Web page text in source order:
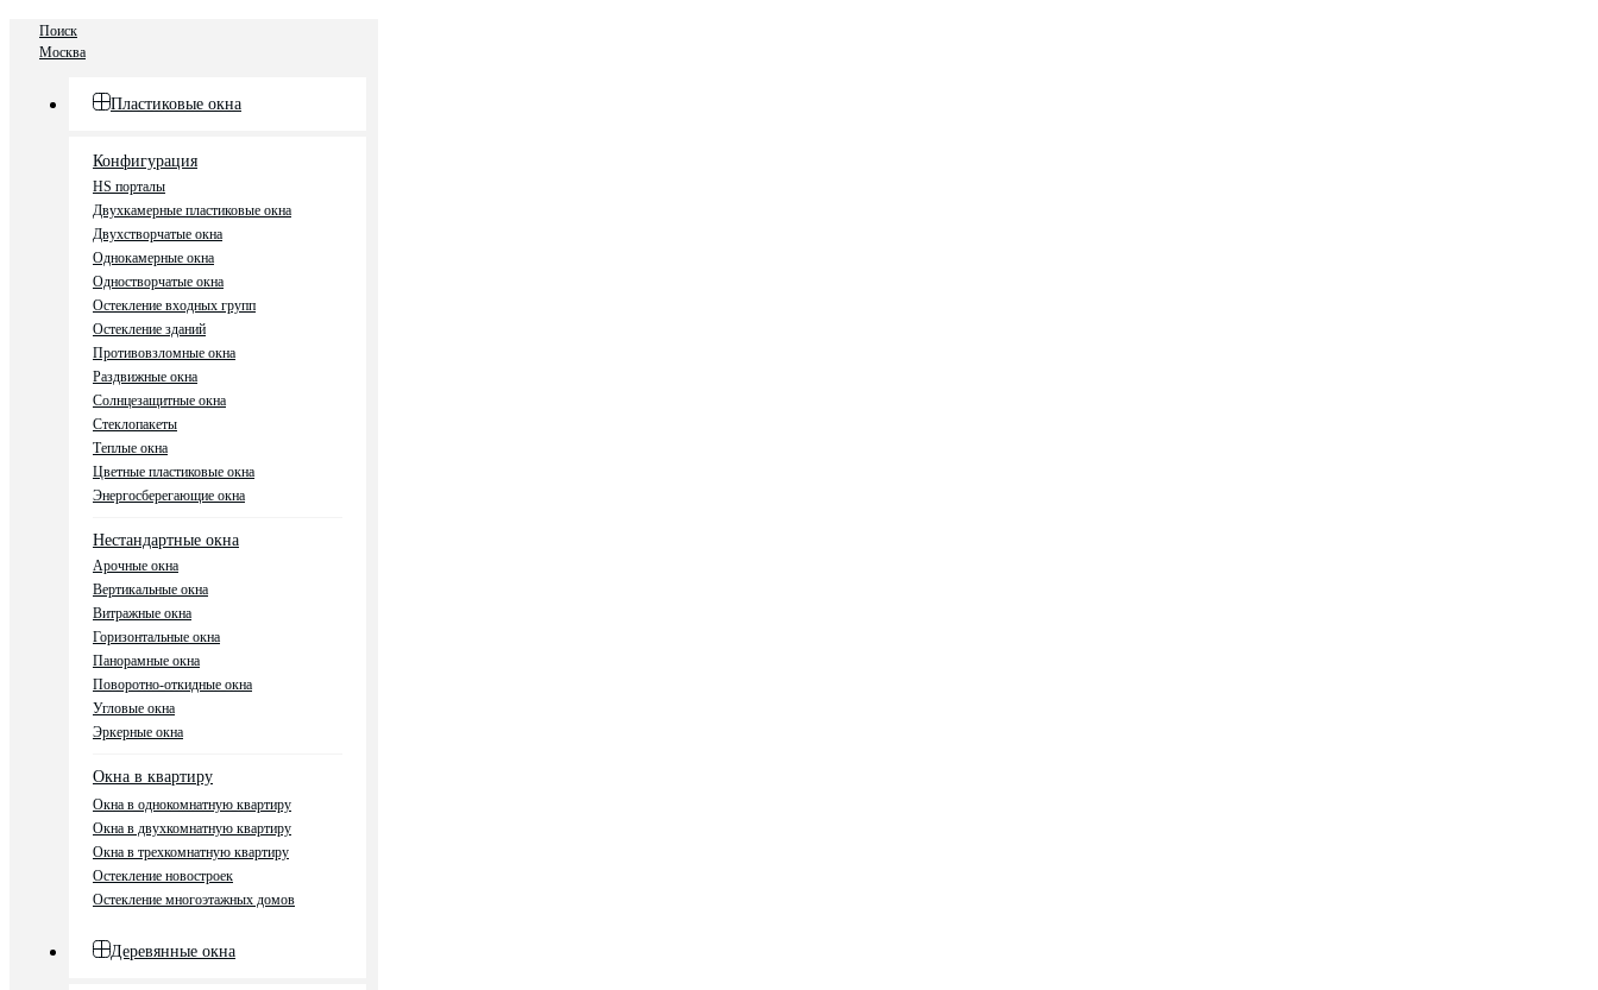
Поиск
Москва
Пластиковые окна
Конфигурация
HS порталы
Двухкамерные пластиковые окна
Двухстворчатые окна
Однокамерные окна
Одностворчатые окна
Остекление входных групп
Остекление зданий
Противовзломные окна
Раздвижные окна
Солнцезащитные окна
Стеклопакеты
Теплые окна
Цветные пластиковые окна
Энергосберегающие окна
Нестандартные окна
Арочные окна
Вертикальные окна
Витражные окна
Горизонтальные окна
Панорамные окна
Поворотно-откидные окна
Угловые окна
Эркерные окна
Окна в квартиру
Окна в однокомнатную квартиру
Окна в двухкомнатную квартиру
Окна в трехкомнатную квартиру
Остекление новостроек
Остекление многоэтажных домов
Деревянные окна